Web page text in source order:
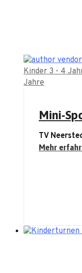
Kinder 3 - 4
Jahre
Mini-
TV
Mehr